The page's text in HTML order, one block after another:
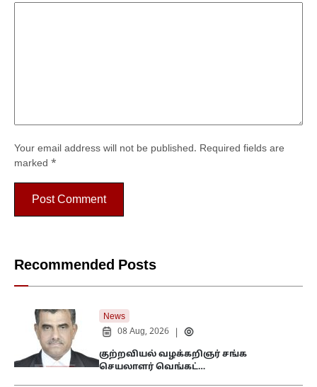
Your email address will not be published. Required fields are
marked *
Recommended Posts
News
08 Aug, 2026
குற்றவியல் வழக்கறிஞர் சங்க
செயலாளர் வெங்கட்…